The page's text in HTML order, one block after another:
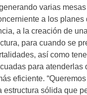
varias
a los planes
a la creación de
para cuando se
así como
para atenderlas
eficiente.
estructura sólida que